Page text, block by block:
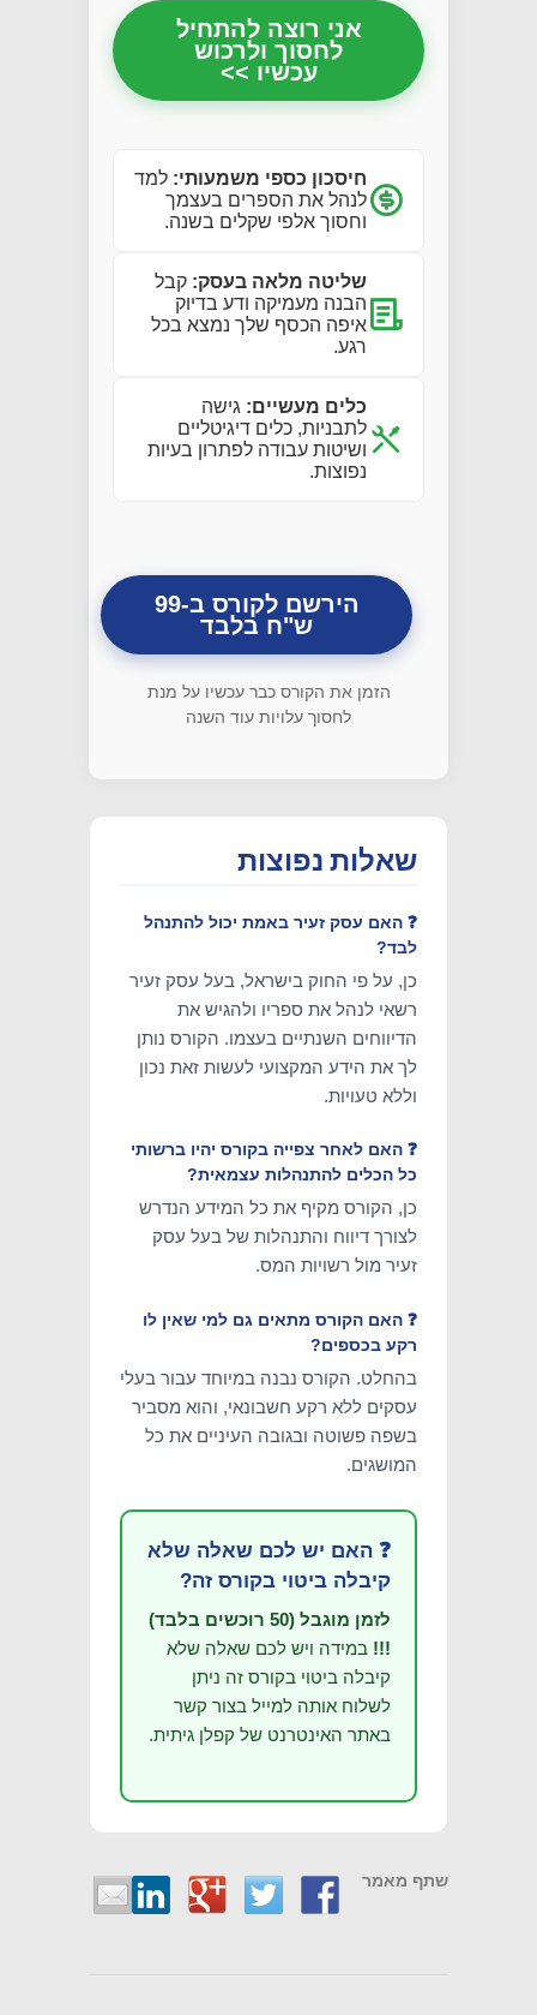
אני רוצה להתחיל
לחסוך ולרכוש
עכשיו >>
חיסכון כספי משמעותי: למד
לנהל את הספרים בעצמך
וחסוך אלפי שקלים בשנה.
שליטה מלאה בעסק: קבל
הבנה מעמיקה ודע בדיוק
איפה הכסף שלך נמצא בכל
רגע.
כלים מעשיים: גישה
לתבניות, כלים דיגיטליים
ושיטות עבודה לפתרון בעיות
נפוצות.
הירשם לקורס ב-99
ש"ח בלבד
הזמן את הקורס כבר עכשיו על מנת
לחסוך עלויות עוד השנה
שאלות נפוצות
❓ האם עסק זעיר באמת יכול להתנהל
לבד?
כן, על פי החוק בישראל, בעל עסק זעיר
רשאי לנהל את ספריו ולהגיש את
הדיווחים השנתיים בעצמו. הקורס נותן
לך את הידע המקצועי לעשות זאת נכון
וללא טעויות.
❓ האם לאחר צפייה בקורס יהיו ברשותי
כל הכלים להתנהלות עצמאית?
כן, הקורס מקיף את כל המידע הנדרש
לצורך דיווח והתנהלות של בעל עסק
זעיר מול רשויות המס.
❓ האם הקורס מתאים גם למי שאין לו
רקע בכספים?
בהחלט. הקורס נבנה במיוחד עבור בעלי
עסקים ללא רקע חשבונאי, והוא מסביר
בשפה פשוטה ובגובה העיניים את כל
המושגים.
❓ האם יש לכם שאלה שלא
קיבלה ביטוי בקורס זה?
לזמן מוגבל (50 רוכשים בלבד)
!!! במידה ויש לכם שאלה שלא
קיבלה ביטוי בקורס זה ניתן
לשלוח אותה למייל בצור קשר
באתר האינטרנט של קפלן גיתית.
שתף מאמר